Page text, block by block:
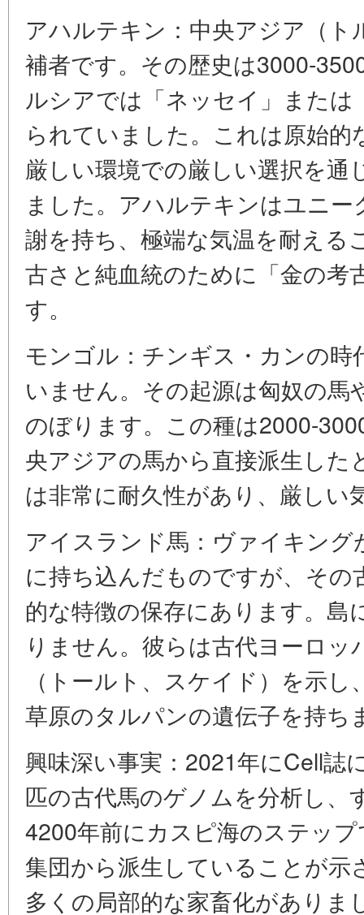
アハルテキン：中央アジア（
補者です。その歴史は3000-
ルシアでは「ネッセイ」また
られていました。これは原始
厳しい環境での厳しい選択を通
ました。アハルテキンはユニ
謝を持ち、極端な気温を耐える
古さと純血統のために「金の考
す。
モンゴル：チンギス・カンの
いません。その起源は匈奴の
のぼります。この種は2000-
央アジアの馬から直接派生し
は非常に耐久性があり、厳しい
アイスランド馬：ヴァイキン
に持ち込んだものですが、その
的な特徴の保存にあります。島
りません。彼らは古代ヨーロ
（トールト、スケイド）を示
草原のタルパンの遺伝子を持ち
興味深い事実：2021年にCell誌
匹の古代馬のゲノムを分析し、
4200年前にカスピ海のステッ
集団から派生していることが
多くの局部的な家畜化があり